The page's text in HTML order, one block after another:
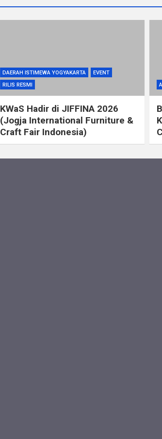
DAERAH ISTIMEWA YOGYAKARTA
EVENT
RILIS RESMI
KWaS Hadir di JIFFINA 2026
(Jogja International Furniture &
Craft Fair Indonesia)